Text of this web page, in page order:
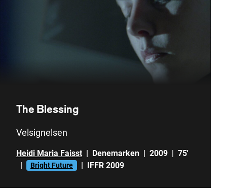
The Blessing
Velsignelsen
Heidi Maria Faisst | Denemarken | 2009 | 75'
|
Bright Future | IFFR 2009